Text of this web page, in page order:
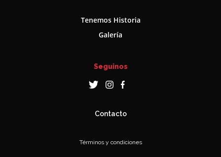
Tenemos Historia
Galería
Seguinos
Contacto
Términos y condiciones